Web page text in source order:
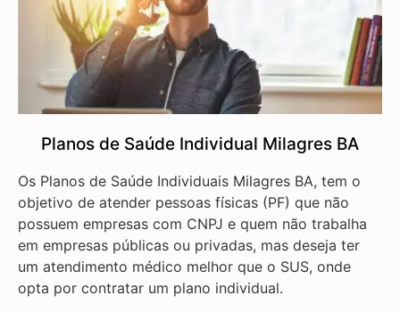
Planos de Saúde Individual Milagres BA
Os Planos de Saúde Individuais Milagres BA, tem o
objetivo de atender pessoas físicas (PF) que não
possuem empresas com CNPJ e quem não trabalha
em empresas públicas ou privadas, mas deseja ter
um atendimento médico melhor que o SUS, onde
opta por contratar um plano individual.